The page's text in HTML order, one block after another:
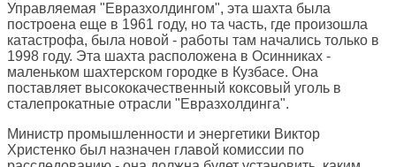
Управляемая "Евразхолдингом", эта шахта была
построена еще в 1961 году, но та часть, где произошла
катастрофа, была новой - работы там начались только в
1998 году. Эта шахта расположена в Осинниках -
маленьком шахтерском городке в Кузбасе. Она
поставляет высококачественный коксовый уголь в
сталепрокатные отрасли "Евразхолдинга".
Министр промышленности и энергетики Виктор
Христенко был назначен главой комиссии по